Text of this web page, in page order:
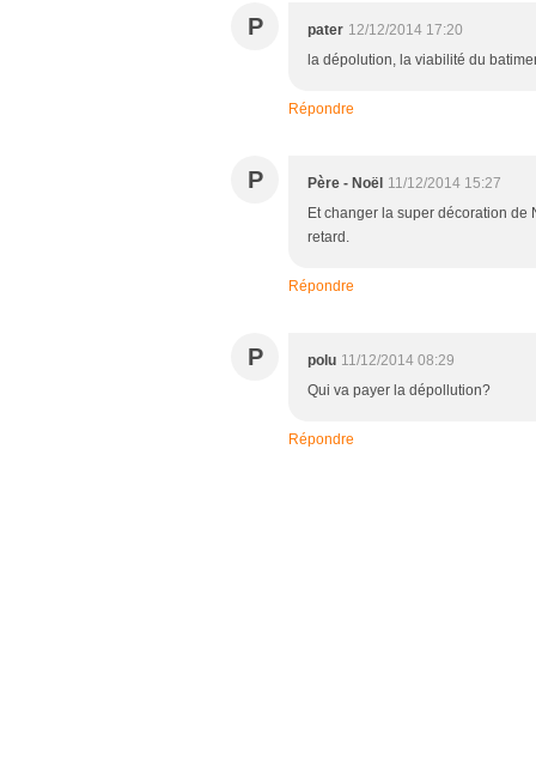
P pater 12/12/2014 17:20
la dépolution, la viabilité du
Répondre
P Père - Noël 11/12/2014 15:27
Et changer la super décoration de
retard.
Répondre
P polu 11/12/2014 08:29
Qui va payer la dépollution?
Répondre